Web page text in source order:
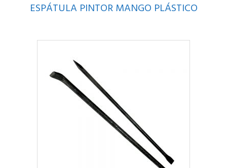
ESPÁTULA PINTOR MANGO PLÁSTICO